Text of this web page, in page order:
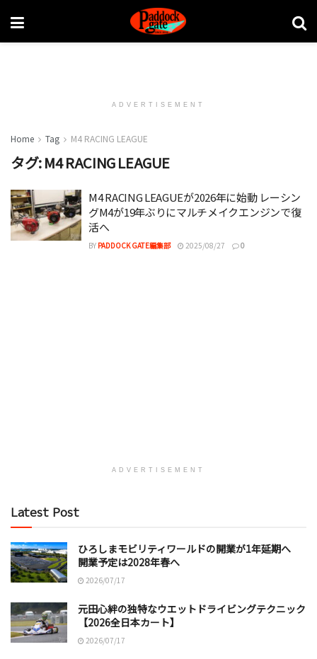
ADVERTISEMENT
Home Tag M4 RACING LEAGUE
タグ:M4 RACING LEAGUE
M4 RACING LEAGUEが2026年に始動 レーシン
グM4が19年ぶりにマルチメイクエンジンで復
活へ
BY PADDOCK GATE編集部 2025/08/27 0
ADVERTISEMENT
Latest Post
ひろしまモビリティワールドの開業が1年延期へ
開業予定は2028年春へ
2026/07/17
元田心絆の独特なウエットドライビングテクニック
【2026全日本カート】
2026/07/17